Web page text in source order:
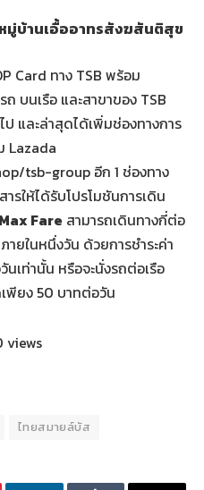
มู่บ้านเอื้ออาทรสังฆสันติสุข
Card ทาง TSB พร้อม
บนเรือ และสาขาของ TSB
และล่าสุดได้เพิ่มช่องทางการ
Lazada
tsb-group อีก 1 ช่องทาง
รให้ได้รับโปรโมชันการเดิน
Fare สามารถเดินทางกี่ต่อ
ยในหนึ่งวัน ด้วยการชำระค่า
เท่านั้น หรือจะนั่งรถต่อเรือ
พียง 50 บาทต่อวัน
ไทยสมายล์บัส